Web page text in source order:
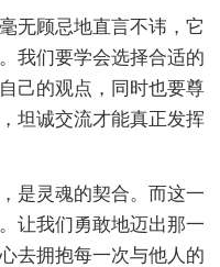
无顾忌地直言不讳，它
我们要学会选择合适的
己的观点，同时也要尊
坦诚交流才能真正发挥
是灵魂的契合。而这一
让我们勇敢地迈出那一
去拥抱每一次与他人的